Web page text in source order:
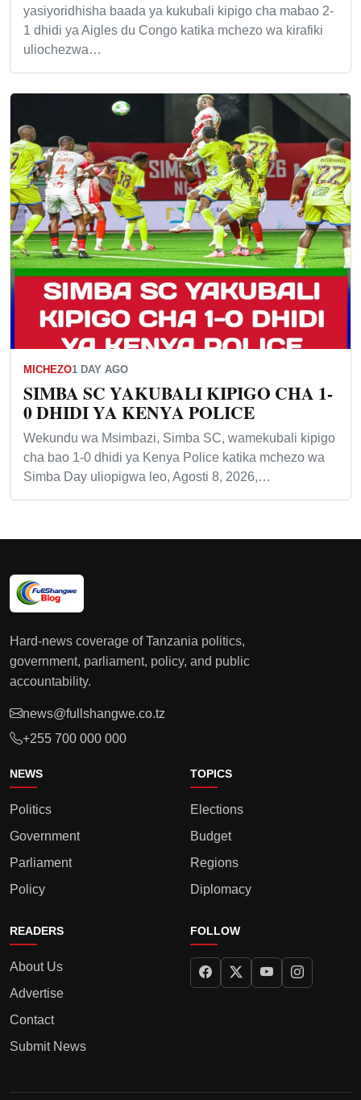
yasiyoridhisha baada ya kukubali kipigo cha mabao 2-
1 dhidi ya Aigles du Congo katika mchezo wa kirafiki
uliochezwa…
MICHEZO1 DAY AGO
SIMBA SC YAKUBALI KIPIGO CHA 1-
0 DHIDI YA KENYA POLICE
Wekundu wa Msimbazi, Simba SC, wamekubali kipigo
cha bao 1-0 dhidi ya Kenya Police katika mchezo wa
Simba Day uliopigwa leo, Agosti 8, 2026,…
Hard-news coverage of Tanzania politics,
government, parliament, policy, and public
accountability.
news@fullshangwe.co.tz
+255 700 000 000
NEWS
Politics
Government
Parliament
Policy
TOPICS
Elections
Budget
Regions
Diplomacy
READERS
About Us
Advertise
Contact
Submit News
FOLLOW